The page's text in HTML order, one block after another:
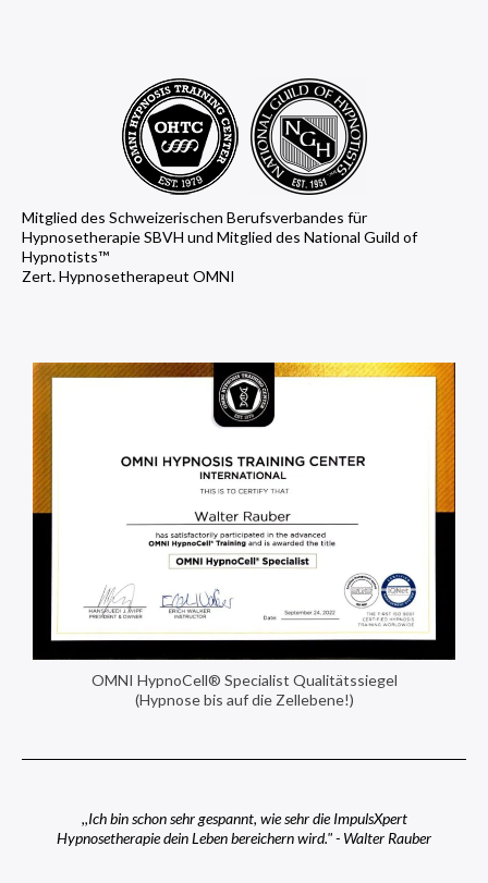
Mitglied des Schweizerischen Berufsverbandes für
Hypnosetherapie SBVH und Mitglied des National Guild of
Hypnotists™
Zert. Hypnosetherapeut OMNI
OMNI HypnoCell® Specialist Qualitätssiegel
(Hypnose bis auf die Zellebene!)
,,Ich bin schon sehr gespannt, wie sehr die ImpulsXpert
Hypnosetherapie dein Leben bereichern wird." - Walter Rauber